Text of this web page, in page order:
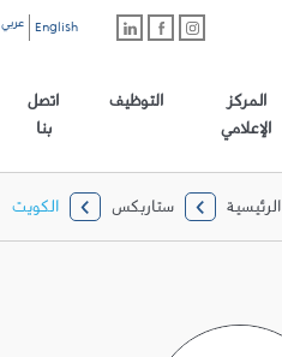
English عربي
المركز
الإعلامي
التوظيف
اتصل
بنا
الرئيسية ستاربكس الكويت